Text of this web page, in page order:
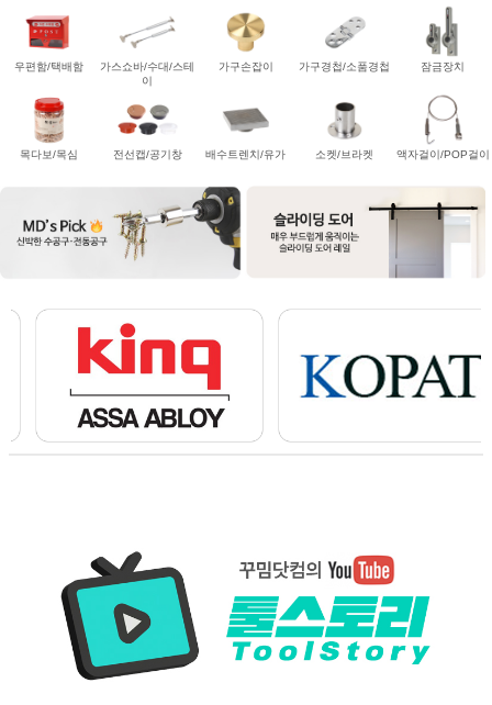
우편함/택배함
가스쇼바/수대/스테
이
가구손잡이 가구경첩/소품경첩 잠금장치
목다보/목심 전선캡/공기창 배수트렌치/유가 소켓/브라켓 액자걸이/POP걸이